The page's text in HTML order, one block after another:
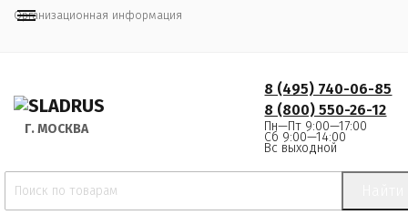
Организационная информация
Г. МОСКВА
8 (495) 740-06-85
8 (800) 550-26-12
Пн—Пт 9:00—17:00
Сб 9:00—14:00
Вс выходной